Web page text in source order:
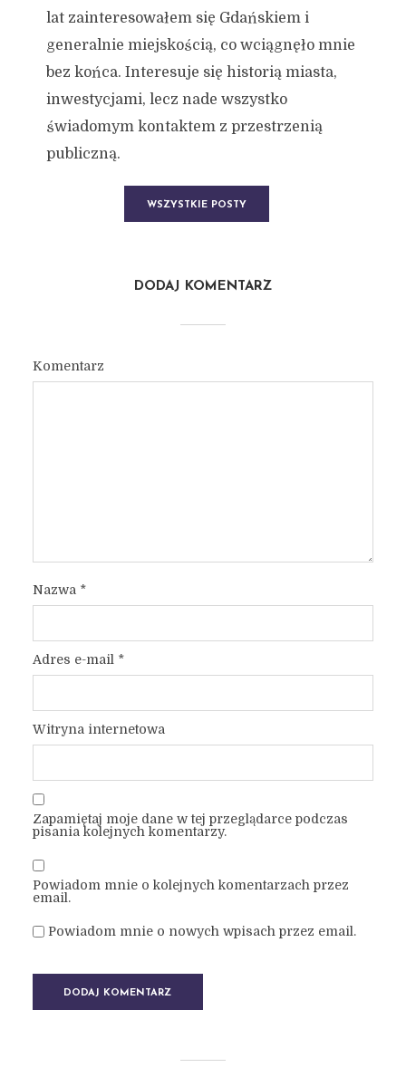
lat zainteresowałem się Gdańskiem i
generalnie miejskością, co wciągnęło mnie
bez końca. Interesuje się historią miasta,
inwestycjami, lecz nade wszystko
świadomym kontaktem z przestrzenią
publiczną.
WSZYSTKIE POSTY
DODAJ KOMENTARZ
Komentarz
Nazwa *
Adres e-mail *
Witryna internetowa
Zapamiętaj moje dane w tej przeglądarce podczas
pisania kolejnych komentarzy.
Powiadom mnie o kolejnych komentarzach przez
email.
Powiadom mnie o nowych wpisach przez email.